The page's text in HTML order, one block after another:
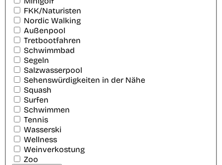
FKK/Naturisten
Nordic Walking
Außenpool
Tretbootfahren
Schwimmbad
Segeln
Salzwasserpool
Sehenswürdigkeiten in der Nähe
Squash
Surfen
Schwimmen
Tennis
Wasserski
Wellness
Weinverkostung
Zoo